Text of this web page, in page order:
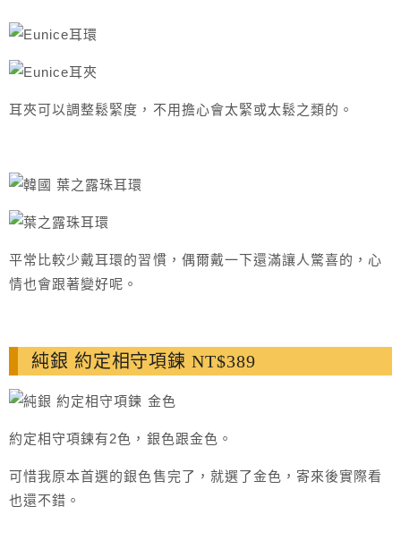
耳夾可以調整鬆緊度，不用擔心會太緊或太鬆之類的。
平常比較少戴耳環的習慣，偶爾戴一下還滿讓人驚喜的，心
情也會跟著變好呢。
純銀 約定相守項鍊 NT$389
約定相守項鍊有2色，銀色跟金色。
可惜我原本首選的銀色售完了，就選了金色，寄來後實際看
也還不錯。